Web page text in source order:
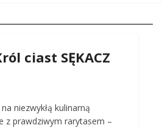
ciast SĘKACZ
niezwykłą kulinarną
z prawdziwym rarytasem –